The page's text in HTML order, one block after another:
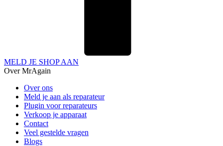
MELD JE SHOP AAN
Over MrAgain
Over ons
Meld je aan als reparateur
Plugin voor reparateurs
Verkoop je apparaat
Contact
Veel gestelde vragen
Blogs